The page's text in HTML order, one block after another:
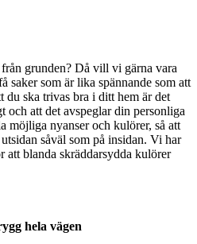
grunden? Då vill vi gärna vara
saker som är lika spännande som att
du ska trivas bra i ditt hem är det
och att det avspeglar din personliga
möjliga nyanser och kulörer, så att
såväl som på insidan. Vi har
att blanda skräddarsydda kulörer
hela vägen